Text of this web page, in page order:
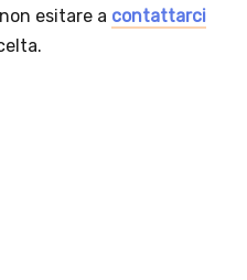
esitare a contattarci